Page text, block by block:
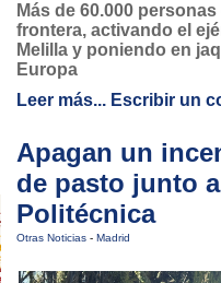
Más de 60.000
frontera, activando el
Melilla y poniendo en
Europa
Leer más... Escribir un
Apagan un
de pasto junto
Politécnica
Otras Noticias - Madrid